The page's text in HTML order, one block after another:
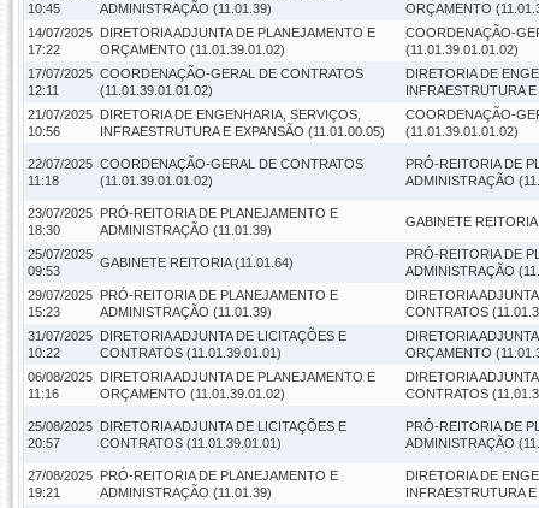
10:45
ADMINISTRAÇÃO (11.01.39)
ORÇAMENTO
14/07/2025
17:22
DIRETORIA ADJUNTA DE PLANEJAMENTO E
ORÇAMENTO (11.01.39.01.02)
COORDENAÇÃO-
(11.01.39.01.01.02)
17/07/2025
12:11
COORDENAÇÃO-GERAL DE CONTRATOS
(11.01.39.01.01.02)
DIRETORIA DE
INFRAESTRUTURA
21/07/2025
10:56
DIRETORIA DE ENGENHARIA, SERVIÇOS,
INFRAESTRUTURA E EXPANSÃO (11.01.00.05)
COORDENAÇÃO-
(11.01.39.01.01.02)
22/07/2025
11:18
COORDENAÇÃO-GERAL DE CONTRATOS
(11.01.39.01.01.02)
PRÓ-REITORIA DE
ADMINISTRAÇÃO
23/07/2025
18:30
PRÓ-REITORIA DE PLANEJAMENTO E
ADMINISTRAÇÃO (11.01.39)
GABINETE
25/07/2025
09:53
GABINETE REITORIA (11.01.64)
PRÓ-REITORIA DE
ADMINISTRAÇÃO
29/07/2025
15:23
PRÓ-REITORIA DE PLANEJAMENTO E
ADMINISTRAÇÃO (11.01.39)
DIRETORIA
CONTRATOS
31/07/2025
10:22
DIRETORIA ADJUNTA DE LICITAÇÕES E
CONTRATOS (11.01.39.01.01)
DIRETORIA
ORÇAMENTO
06/08/2025
11:16
DIRETORIA ADJUNTA DE PLANEJAMENTO E
ORÇAMENTO (11.01.39.01.02)
DIRETORIA
CONTRATOS
25/08/2025
20:57
DIRETORIA ADJUNTA DE LICITAÇÕES E
CONTRATOS (11.01.39.01.01)
PRÓ-REITORIA DE
ADMINISTRAÇÃO
27/08/2025
19:21
PRÓ-REITORIA DE PLANEJAMENTO E
ADMINISTRAÇÃO (11.01.39)
DIRETORIA DE
INFRAESTRUTURA